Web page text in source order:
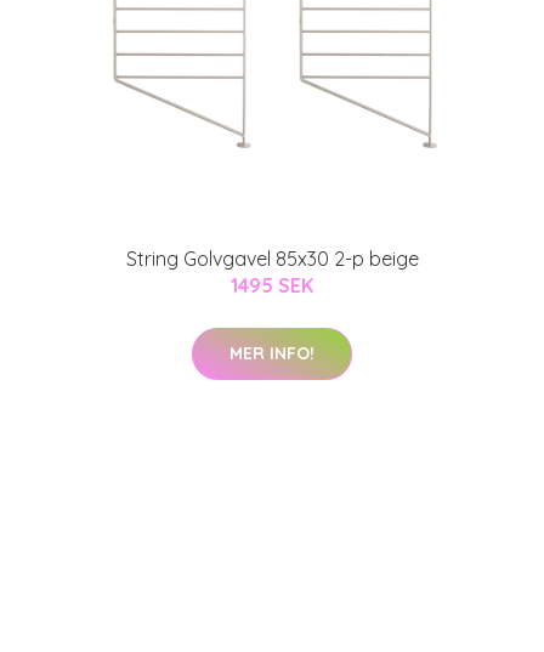
String Golvgavel 85x30 2-p beige
1495 SEK
MER INFO!